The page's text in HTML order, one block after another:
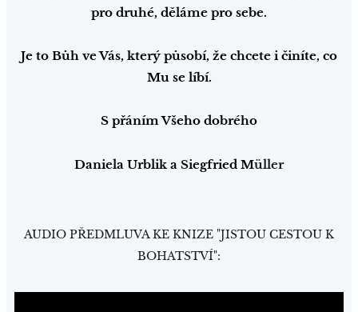
pro druhé, děláme pro sebe.
Je to Bůh ve Vás, který působí, že chcete i činíte, co
Mu se líbí.
S přáním Všeho dobrého
Daniela Urblik a Siegfried Müller
AUDIO PŘEDMLUVA KE KNIZE "JISTOU CESTOU K
BOHATSTVÍ":